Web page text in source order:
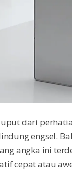
dari
engsel.
angka ini
cepat atau